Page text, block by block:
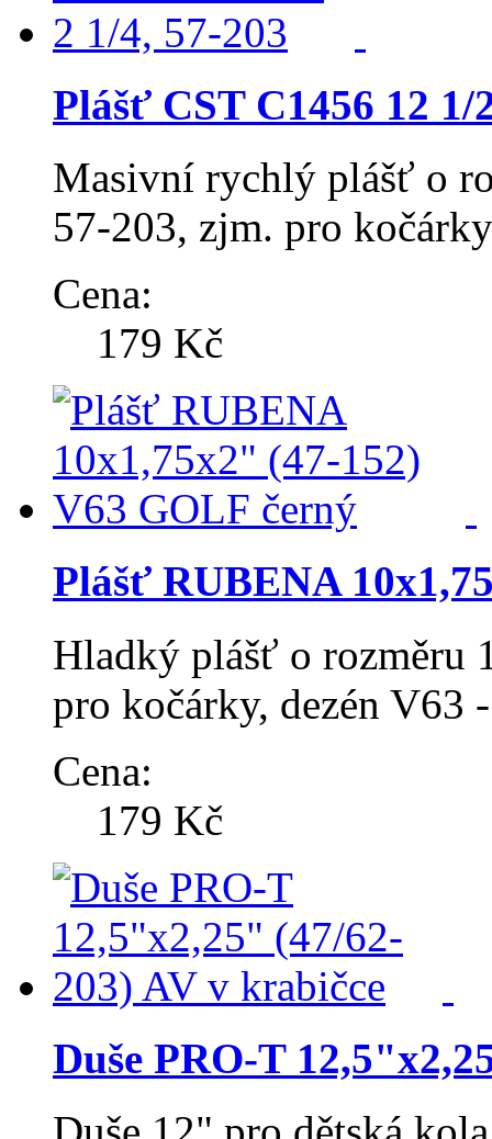
Plášť CST C1456 12 1/
Masivní rychlý plášť o
57-203, zjm. pro
Cena:
179 Kč
Plášť RUBENA
Hladký plášť o rozměru
pro kočárky, dezén V63
Cena:
179 Kč
Duše PRO-T